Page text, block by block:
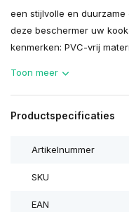
een stijlvolle en
deze beschermer uw
kenmerken: PVC-vrij
Toon meer
Productspecificaties
Artikelnummer
SKU
EAN